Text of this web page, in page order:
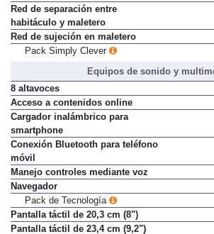
Posavasos
Red de separación entre
habitáculo y maletero
Red de sujeción en maletero
Equipos de sonido y
8 altavoces
Acceso a contenidos online
Cargador inalámbrico para
smartphone
Conexión Bluetooth para teléfono
móvil
Manejo controles mediante voz
Navegador
Pack de Tecnología
Pantalla táctil de 20,3 cm (8")